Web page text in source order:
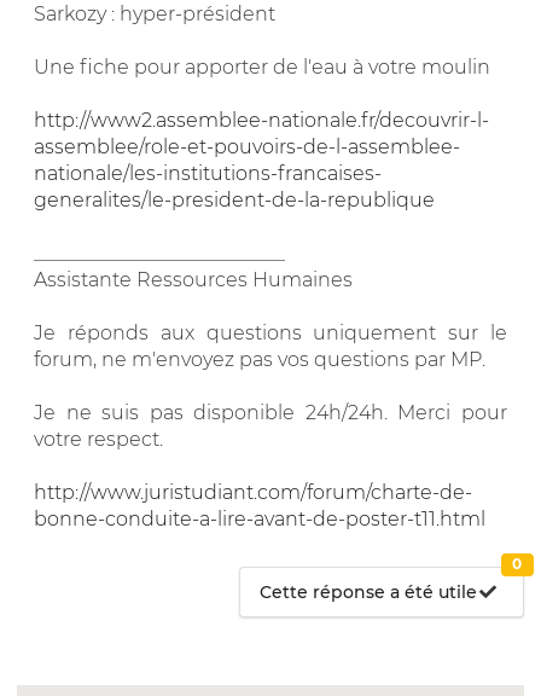
Sarkozy : hyper-président
Une fiche pour apporter de l'eau à votre moulin
http://www2.assemblee-nationale.fr/decouvrir-l-
assemblee/role-et-pouvoirs-de-l-assemblee-
nationale/les-institutions-francaises-
generalites/le-president-de-la-republique
Assistante Ressources Humaines
Je réponds aux questions uniquement sur le
forum, ne m'envoyez pas vos questions par MP.
Je ne suis pas disponible 24h/24h. Merci pour
votre respect.
http://www.juristudiant.com/forum/charte-de-
bonne-conduite-a-lire-avant-de-poster-t11.html
Cette réponse a été utile
0